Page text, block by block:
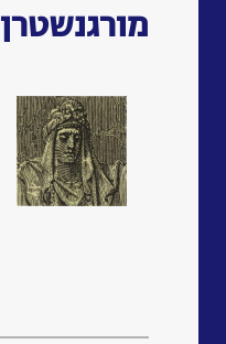
מורגנשטרן